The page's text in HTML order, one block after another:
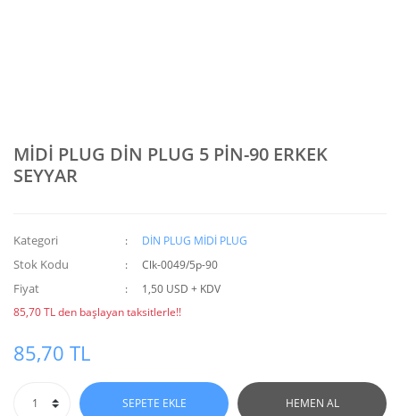
MİDİ PLUG DİN PLUG 5 PİN-90 ERKEK
SEYYAR
Kategori DİN PLUG MİDİ PLUG
Stok Kodu Clk-0049/5p-90
Fiyat
1,50 USD + KDV
85,70 TL den başlayan taksitlerle!!
85,70 TL
SEPETE EKLE HEMEN AL